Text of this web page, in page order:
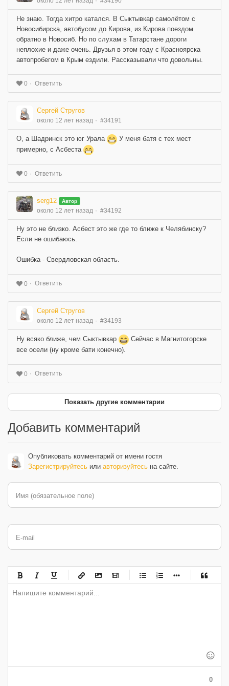
Не знаю. Тогда хитро катался. В Сыктывкар самолётом с
Новосибирска, автобусом до Кирова, из Кирова поездом
обратно в Новосиб. Но по слухам в Татарстане дороги
неплохие и даже очень. Друзья в этом году с Красноярска
автопробегом в Крым ездили. Рассказывали что довольны.
0 Ответить
Сергей Стругов
около 12 лет назад #34191
О, а Шадринск это юг Урала
У меня батя с тех мест
примерно, с Асбеста
0 Ответить
serg12 Автор
около 12 лет назад #34192
Ну это не близко. Асбест это же где то ближе к Челябинску?
Если не ошибаюсь.
Ошибка - Свердловская область.
0 Ответить
Сергей Стругов
около 12 лет назад #34193
Ну всяко ближе, чем Сыктывкар
Сейчас в Магнитогорске
все осели (ну кроме бати конечно).
0 Ответить
Показать другие комментарии
Добавить комментарий
Опубликовать комментарий от имени гостя
Зарегистрируйтесь или авторизуйтесь на сайте.
Имя (обязательное поле)
E-mail
-
-
-
0